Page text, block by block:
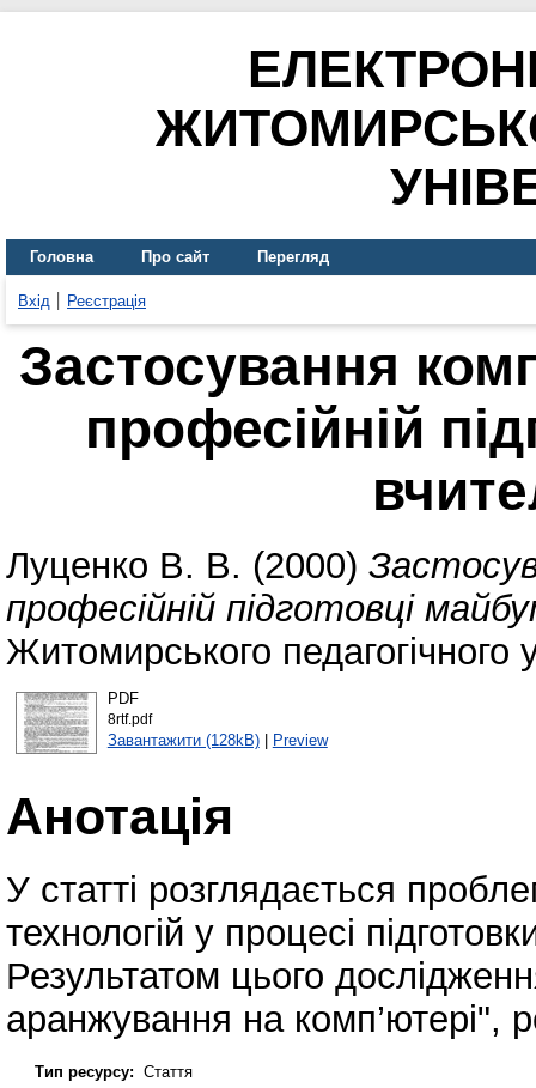
Головна Про сайт Перегляд
Вхід Реєстрація
Застосування
професійній
Луценко В. В. (2000)
професійній підготовці
Житомирського
PDF
8rtf.pdf
Завантажити (128kB)| Preview
Анотація
У статті розглядається
технологій у процесі
Результатом цього
аранжування на комп’ютері",
Тип ресурсу: Стаття